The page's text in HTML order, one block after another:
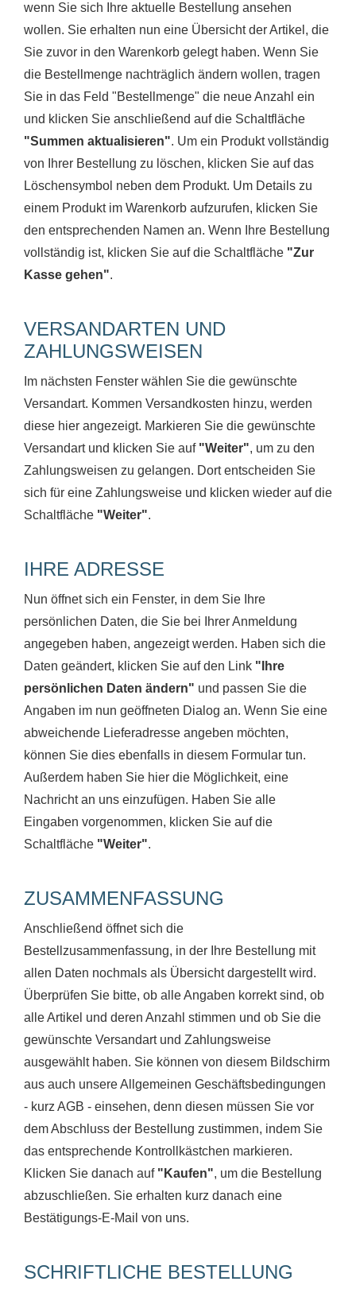
wenn Sie sich Ihre aktuelle Bestellung ansehen
wollen. Sie erhalten nun eine Übersicht der Artikel, die
Sie zuvor in den Warenkorb gelegt haben. Wenn Sie
die Bestellmenge nachträglich ändern wollen, tragen
Sie in das Feld "Bestellmenge" die neue Anzahl ein
und klicken Sie anschließend auf die Schaltfläche
"Summen aktualisieren". Um ein Produkt vollständig
von Ihrer Bestellung zu löschen, klicken Sie auf das
Löschensymbol neben dem Produkt. Um Details zu
einem Produkt im Warenkorb aufzurufen, klicken Sie
den entsprechenden Namen an. Wenn Ihre Bestellung
vollständig ist, klicken Sie auf die Schaltfläche "Zur
Kasse gehen".
VERSANDARTEN UND
ZAHLUNGSWEISEN
Im nächsten Fenster wählen Sie die gewünschte
Versandart. Kommen Versandkosten hinzu, werden
diese hier angezeigt. Markieren Sie die gewünschte
Versandart und klicken Sie auf "Weiter", um zu den
Zahlungsweisen zu gelangen. Dort entscheiden Sie
sich für eine Zahlungsweise und klicken wieder auf die
Schaltfläche "Weiter".
IHRE ADRESSE
Nun öffnet sich ein Fenster, in dem Sie Ihre
persönlichen Daten, die Sie bei Ihrer Anmeldung
angegeben haben, angezeigt werden. Haben sich die
Daten geändert, klicken Sie auf den Link "Ihre
persönlichen Daten ändern" und passen Sie die
Angaben im nun geöffneten Dialog an. Wenn Sie eine
abweichende Lieferadresse angeben möchten,
können Sie dies ebenfalls in diesem Formular tun.
Außerdem haben Sie hier die Möglichkeit, eine
Nachricht an uns einzufügen. Haben Sie alle
Eingaben vorgenommen, klicken Sie auf die
Schaltfläche "Weiter".
ZUSAMMENFASSUNG
Anschließend öffnet sich die
Bestellzusammenfassung, in der Ihre Bestellung mit
allen Daten nochmals als Übersicht dargestellt wird.
Überprüfen Sie bitte, ob alle Angaben korrekt sind, ob
alle Artikel und deren Anzahl stimmen und ob Sie die
gewünschte Versandart und Zahlungsweise
ausgewählt haben. Sie können von diesem Bildschirm
aus auch unsere Allgemeinen Geschäftsbedingungen
- kurz AGB - einsehen, denn diesen müssen Sie vor
dem Abschluss der Bestellung zustimmen, indem Sie
das entsprechende Kontrollkästchen markieren.
Klicken Sie danach auf "Kaufen", um die Bestellung
abzuschließen. Sie erhalten kurz danach eine
Bestätigungs-E-Mail von uns.
SCHRIFTLICHE BESTELLUNG